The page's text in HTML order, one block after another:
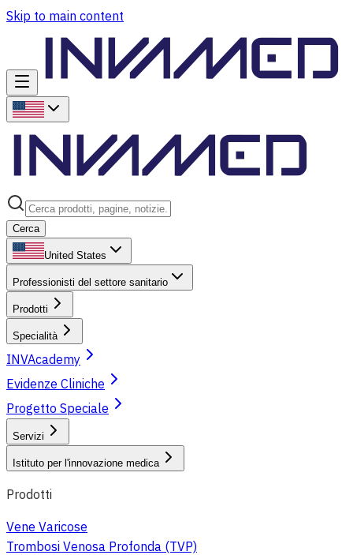
Skip to main content
Cerca
United States
Professionisti del settore sanitario
Prodotti
Specialità
INVAcademy
Evidenze Cliniche
Progetto Speciale
Servizi
Istituto per l'innovazione medica
Prodotti
Vene Varicose
Trombosi Venosa Profonda (TVP)